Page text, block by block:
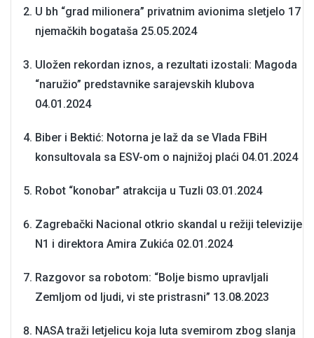
U bh “grad milionera” privatnim avionima sletjelo 17
njemačkih bogataša 25.05.2024
Uložen rekordan iznos, a rezultati izostali: Magoda
“naružio” predstavnike sarajevskih klubova
04.01.2024
Biber i Bektić: Notorna je laž da se Vlada FBiH
konsultovala sa ESV-om o najnižoj plaći 04.01.2024
Robot “konobar” atrakcija u Tuzli 03.01.2024
Zagrebački Nacional otkrio skandal u režiji televizije
N1 i direktora Amira Zukića 02.01.2024
Razgovor sa robotom: “Bolje bismo upravljali
Zemljom od ljudi, vi ste pristrasni” 13.08.2023
NASA traži letjelicu koja luta svemirom zbog slanja